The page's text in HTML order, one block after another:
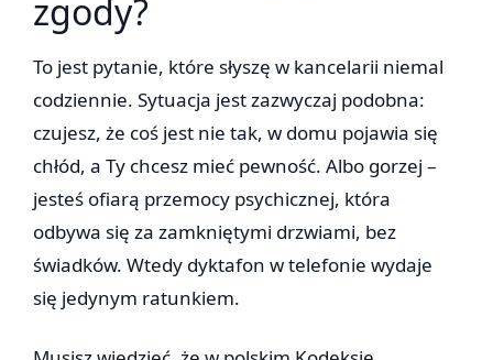
zgody?
To jest pytanie, które słyszę w kancelarii niemal
codziennie. Sytuacja jest zazwyczaj podobna:
czujesz, że coś jest nie tak, w domu pojawia się
chłód, a Ty chcesz mieć pewność. Albo gorzej –
jesteś ofiarą przemocy psychicznej, która
odbywa się za zamkniętymi drzwiami, bez
świadków. Wtedy dyktafon w telefonie wydaje
się jedynym ratunkiem.